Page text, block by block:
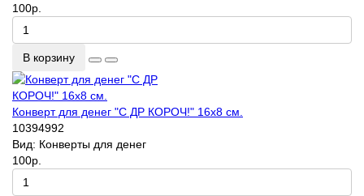
100р.
В корзину
Конверт для денег "С ДР КОРОЧ!" 16х8 см.
10394992
Вид: Конверты для денег
100р.